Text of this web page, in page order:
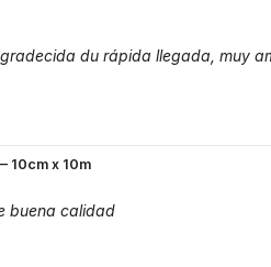
du rápida llegada, muy
10cm x 10m
buena calidad